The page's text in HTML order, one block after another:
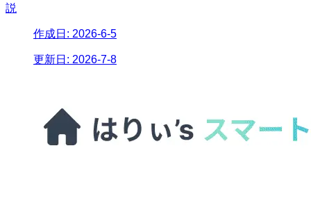
説
作成日: 2026-6-5
更新日: 2026-7-8